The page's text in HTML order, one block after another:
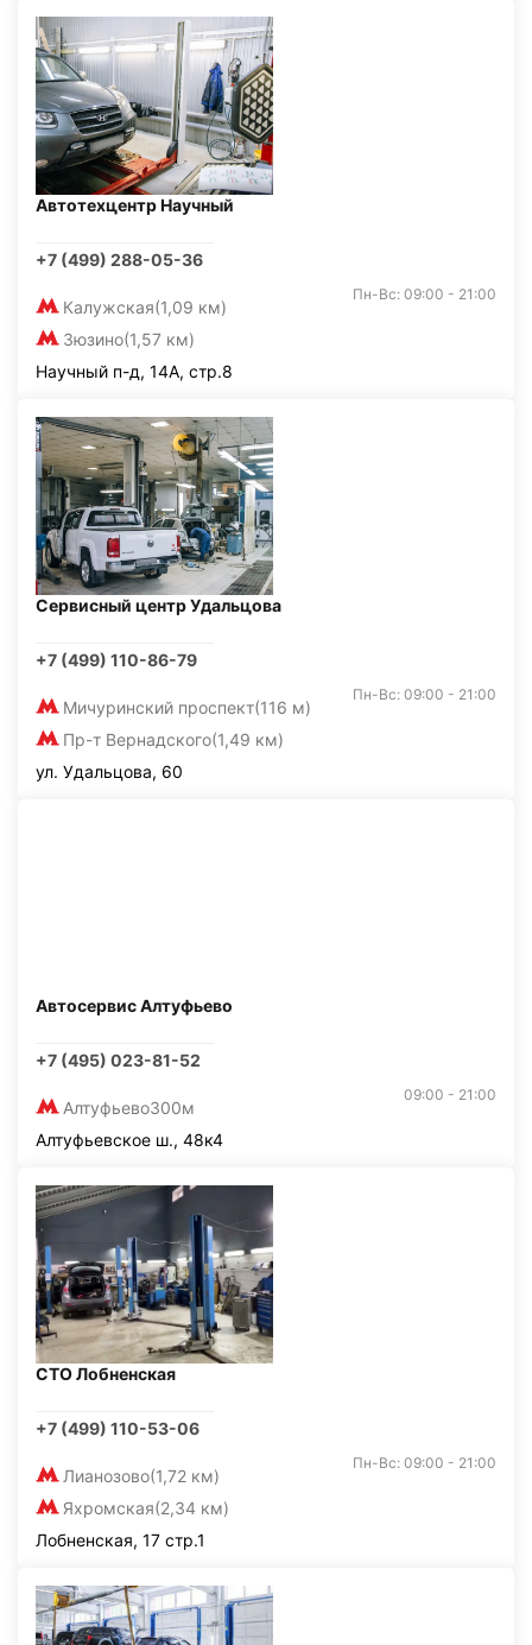
Автотехцентр Научный
+7 (499) 288-05-36
Калужская(1,09 км)
Зюзино(1,57 км)
Пн-Вс: 09:00 - 21:00
Научный п-д, 14А, стр.8
Сервисный центр Удальцова
+7 (499) 110-86-79
Мичуринский проспект(116 м)
Пр-т Вернадского(1,49 км)
Пн-Вс: 09:00 - 21:00
ул. Удальцова, 60
Автосервис Алтуфьево
+7 (495) 023-81-52
Алтуфьево300м
09:00 - 21:00
Алтуфьевское ш., 48к4
СТО Лобненская
+7 (499) 110-53-06
Лианозово(1,72 км)
Яхромская(2,34 км)
Пн-Вс: 09:00 - 21:00
Лобненская, 17 стр.1